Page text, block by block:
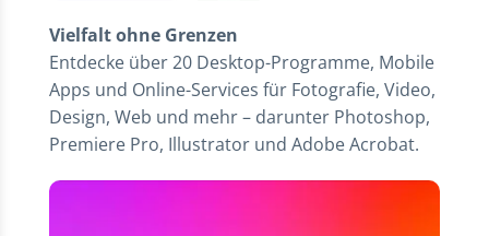
Vielfalt ohne Grenzen
Entdecke über 20 Desktop-Programme, Mobile
Apps und Online-Services für Fotografie, Video,
Design, Web und mehr – darunter Photoshop,
Premiere Pro, Illustrator und Adobe Acrobat.